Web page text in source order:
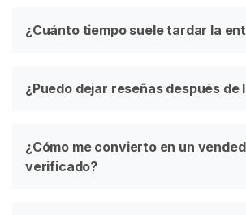
¿Cuánto tiempo suele tardar la
¿Puedo dejar reseñas después de
¿Cómo me convierto en un
verificado?